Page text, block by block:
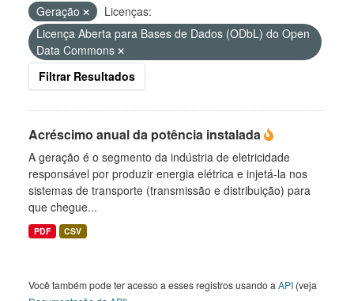
Geração
Licenças:
Licença Aberta para Bases de Dados (ODbL) do Open
Data Commons
Filtrar Resultados
Acréscimo anual da potência instalada
A geração é o segmento da indústria de eletricidade
responsável por produzir energia elétrica e injetá-la nos
sistemas de transporte (transmissão e distribuição) para
que chegue...
PDF CSV
Você também pode ter acesso a esses registros usando a API (veja